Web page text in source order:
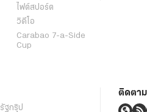
ไฟต์สปอร์ต
วิดีโอ
Carabao 7-a-Side
Cup
ฐกรุ๊ป
ติดตาม